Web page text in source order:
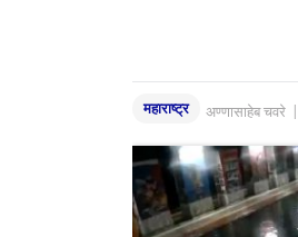
महाराष्ट्र अण्णासाहेब चवरे |